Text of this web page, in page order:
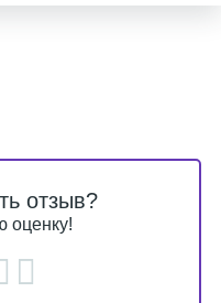
отзыв?
оценку!